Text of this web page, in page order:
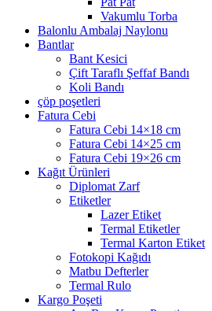
Vakumlu Torba
Balonlu Ambalaj Naylonu
Bantlar
Bant Kesici
Çift Taraflı Şeffaf Bandı
Koli Bandı
çöp poşetleri
Fatura Cebi
Fatura Cebi 14×18 cm
Fatura Cebi 14×25 cm
Fatura Cebi 19×26 cm
Kağıt Ürünleri
Diplomat Zarf
Etiketler
Lazer Etiket
Termal Etiketler
Termal Karton Etiket
Fotokopi Kağıdı
Matbu Defterler
Termal Rulo
Kargo Poşeti